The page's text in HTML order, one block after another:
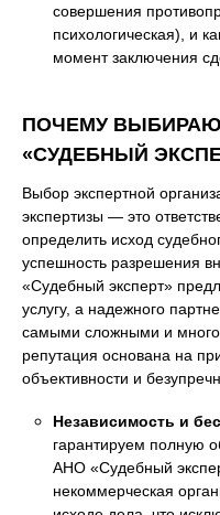
совершения
психологическая), и
момент заключения
ПОЧЕМУ
«СУДЕБНЫЙ
Выбор экспертной
экспертизы — это
определить исход
успешность разрешения
«Судебный эксперт»
услугу, а надежного
самыми сложными и
репутация основана на
объективности и
Независимость и
гарантируем полную
АНО «Судебный
некоммерческая